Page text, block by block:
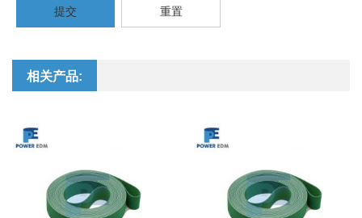
提交 重置
相关产品: